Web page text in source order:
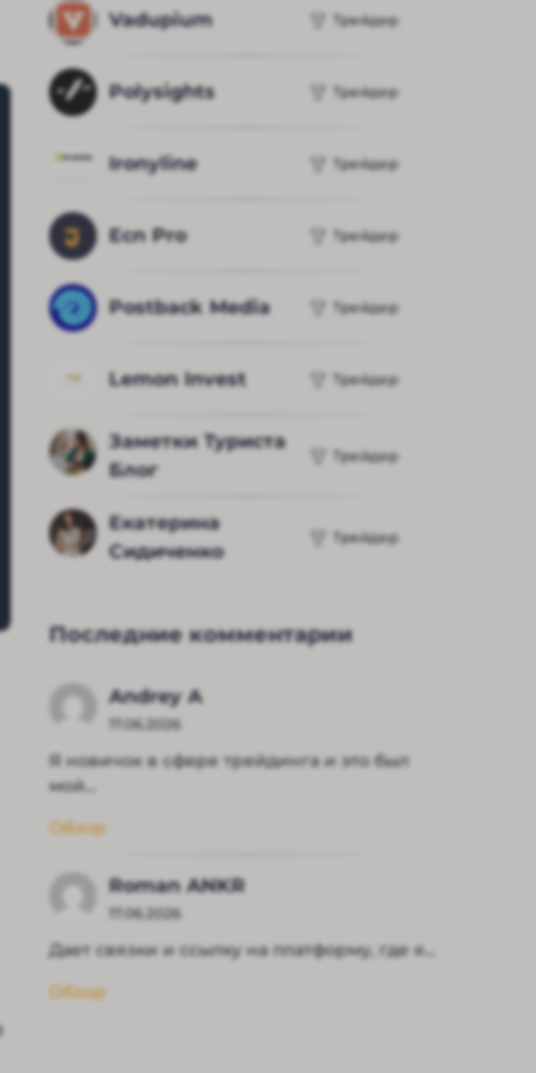
Vadupium Трейдер
Polysights Трейдер
Ironyline Трейдер
Ecn Pro Трейдер
Postback Media Трейдер
Lemon Invest Трейдер
Заметки Туриста
Блог
Трейдер
Екатерина
Сидиченко
Трейдер
Последние комментарии
Andrey A
17.06.2026
Я новичок в сфере трейдинга и это был
мой...
Обзор
Roman ANKR
17.06.2026
Дает связки и ссылку на платформу, где я...
Обзор